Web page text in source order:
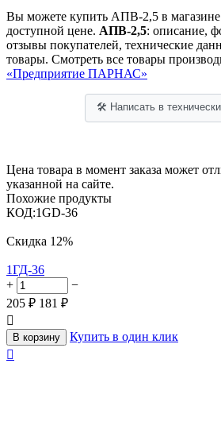
Вы можете купить АПВ-2,5 в магазине
доступной цене. АПВ-2,5: описание,
отзывы покупателей, технические
товары. Смотреть все товары
«Предприятие ПАРНАС»
🛠 Написать в
Цена товара в момент заказа может
указанной на сайте.
Похожие продукты
КОД:1GD-36
Скидка 12%
1ГД-36
+
−
205 ₽ 181 ₽

В корзину
Купить в один клик
